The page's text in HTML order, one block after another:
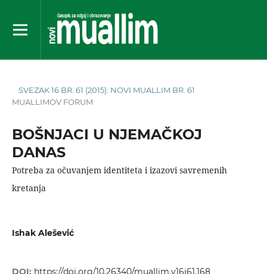
SVEZAK 16 BR. 61 (2015): NOVI MUALLIM BR. 61
MUALLIMOV FORUM
BOŠNJACI U NJEMAČKOJ
DANAS
Potreba za očuvanjem identiteta i izazovi savremenih
kretanja
Ishak Alešević
DOI: https://doi.org/10.26340/muallim.v16i61.168